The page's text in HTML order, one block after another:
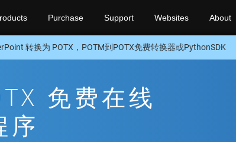
Purchase Support Websites About
转换为 POTX，POTM到POTX免费转换器或PythonSDK
免费在线
序